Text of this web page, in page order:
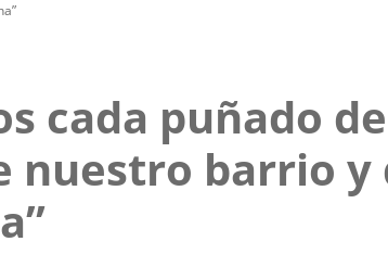
cada puñado de
nuestro barrio y